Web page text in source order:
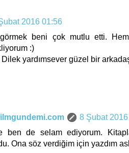
2016 01:56
görmek beni çok mutlu etti.
:)
yardımsever güzel bir
8 Şubat
ben de selam ediyorum.
Ona söz verdiğim için yazdım